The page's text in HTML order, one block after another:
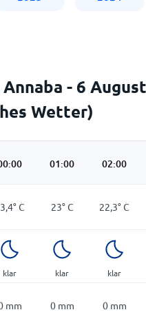
- 6 August
Wetter)
01:00 02:00
°C 23°C 22,3°C
klar klar klar
mm 0 mm 0 mm